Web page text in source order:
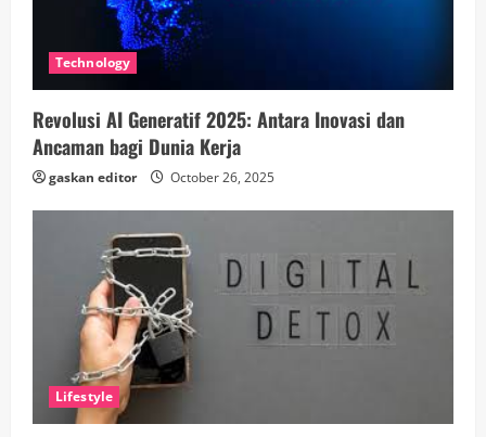
Technology
Revolusi AI Generatif 2025: Antara Inovasi dan
Ancaman bagi Dunia Kerja
gaskan editor October 26, 2025
Lifestyle